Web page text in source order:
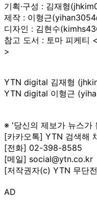
기획·구성 : 김재형
제작 : 이형근
디자인 : 김현수
참고 도서 : 토마 피케티
>
YTN digital 김재형
YTN digital 이형근
※ '당신의 제보가 뉴스가
[카카오톡] YTN 검색해
[전화] 02-398-8585
[메일] social@ytn.co.kr
[저작권자(c) YTN 무단
AD